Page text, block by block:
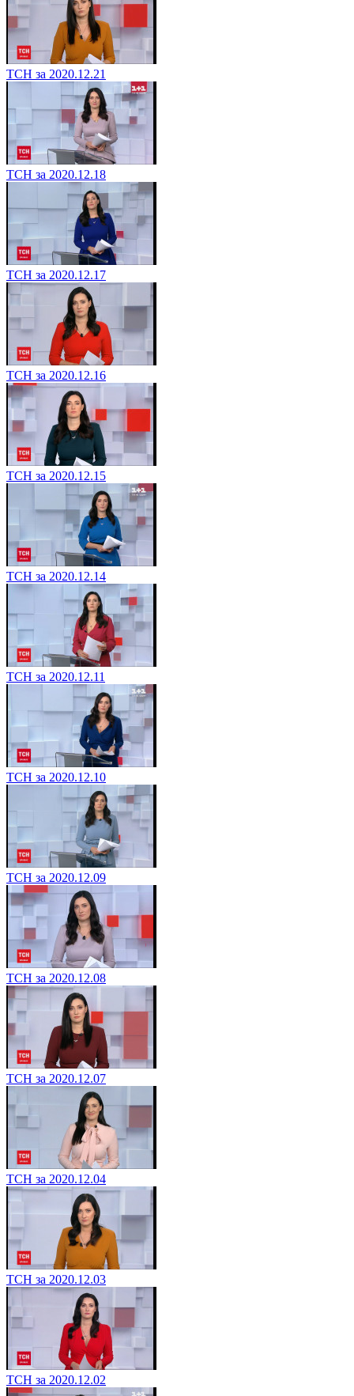
ТСН за 2020.12.21
ТСН за 2020.12.18
ТСН за 2020.12.17
ТСН за 2020.12.16
ТСН за 2020.12.15
ТСН за 2020.12.14
ТСН за 2020.12.11
ТСН за 2020.12.10
ТСН за 2020.12.09
ТСН за 2020.12.08
ТСН за 2020.12.07
ТСН за 2020.12.04
ТСН за 2020.12.03
ТСН за 2020.12.02